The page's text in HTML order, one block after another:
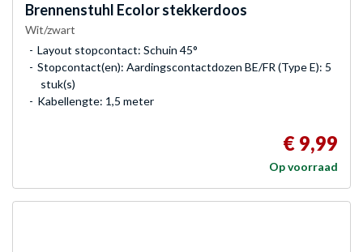
Brennenstuhl Ecolor stekkerdoos
Wit/zwart
Layout stopcontact: Schuin 45°
Stopcontact(en): Aardingscontactdozen BE/FR (Type E): 5
stuk(s)
Kabellengte: 1,5 meter
€ 9,99
Op voorraad